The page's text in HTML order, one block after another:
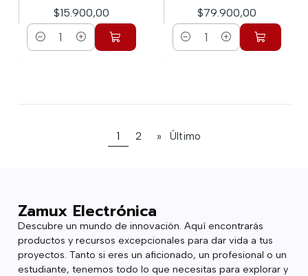
$15.900,00
Cantidad
$79.900,00
Cantidad
1 2 » Último
Zamux Electrónica
Descubre un mundo de innovación. Aquí encontrarás
productos y recursos excepcionales para dar vida a tus
proyectos. Tanto si eres un aficionado, un profesional o un
estudiante, tenemos todo lo que necesitas para explorar y